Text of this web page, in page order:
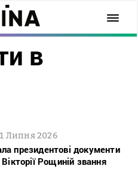
в
Липня 2026
президентові документи
Рощиній звання